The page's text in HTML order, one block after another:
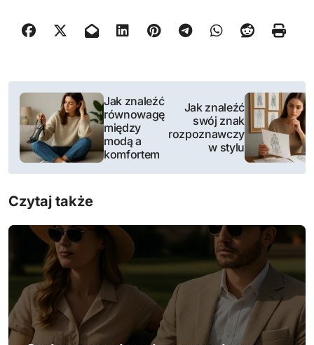
N
w
i
g
a
a
Jak znaleźć
równowagę
między
modą a
komfortem
Jak znaleźć
swój znak
rozpoznawczy
w stylu
Czytaj także